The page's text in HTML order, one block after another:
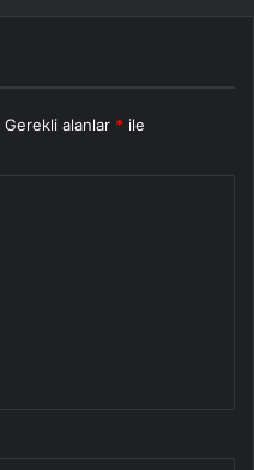
Gerekli alanlar * ile